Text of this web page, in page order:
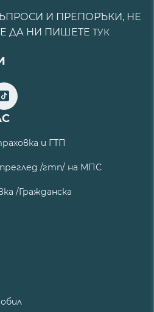
И ПРЕПОРЪКИ, НЕ
ДА НИ ПИШЕТЕ ТУК
и ГТП
/гтп/ на МПС
/Гражданска